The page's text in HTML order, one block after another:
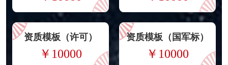
资质模板（许可）
￥10000
资质模板（国军标）
￥10000